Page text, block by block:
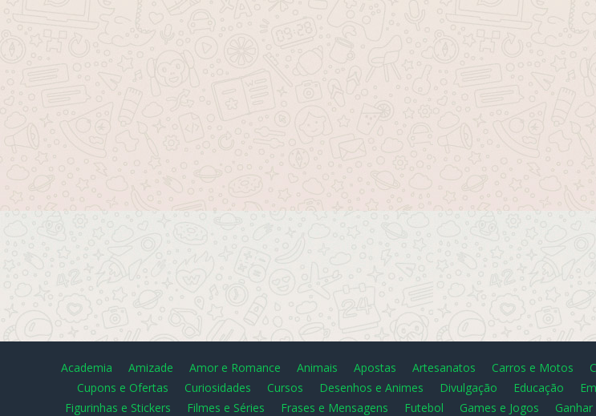
Academia Amizade Amor e Romance Animais Apostas Artesanatos Carros e Motos
Cupons e Ofertas
Curiosidades Cursos Desenhos e Animes Divulgação Educação
Figurinhas e Stickers
Filmes e Séries Frases e Mensagens Futebol Games e Jogos